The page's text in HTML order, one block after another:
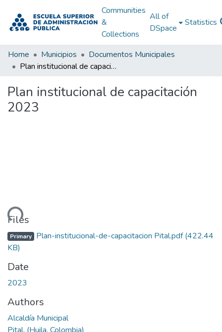
Communities
&
Collections
All of
DSpace
Statistics
Home Municipios
Documentos Municipales
Plan institucional de capacitación 2023
Plan institucional de capacitación
2023
Files
Primary Plan-institucional-de-capacitacion Pital.pdf(422.44
KB)
Date
2023
Authors
Alcaldía Municipal